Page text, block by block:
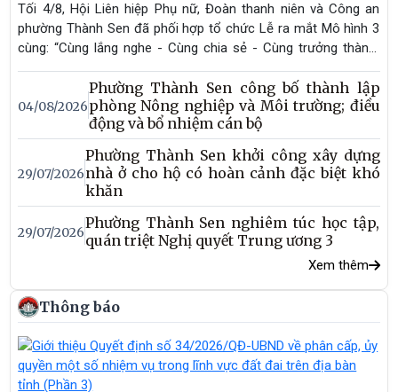
Tối 4/8, Hội Liên hiệp Phụ nữ, Đoàn thanh niên và Công an
phường Thành Sen đã phối hợp tổ chức Lễ ra mắt Mô hình 3
cùng: “Cùng lắng nghe - Cùng chia sẻ - Cùng trưởng thành”
với thanh, thiếu niên và công nhận Ban Chỉ đạo Mô hình “3
cùng” tại Tổ dân phố 29, phường Thành Sen.
04/08/2026
Phường Thành Sen công bố thành lập
phòng Nông nghiệp và Môi trường; điều
động và bổ nhiệm cán bộ
29/07/2026
Phường Thành Sen khởi công xây dựng
nhà ở cho hộ có hoàn cảnh đặc biệt khó
khăn
29/07/2026
Phường Thành Sen nghiêm túc học tập,
quán triệt Nghị quyết Trung ương 3
Xem thêm
Thông báo